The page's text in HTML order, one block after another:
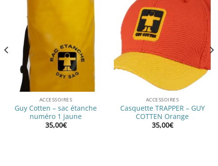
ACCESSOIRES
Guy Cotten – sac étanche
numéro 1 jaune
35,00€
ACCESSOIRES
Casquette TRAPPER – GUY
COTTEN Orange
35,00€